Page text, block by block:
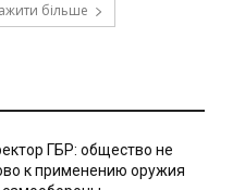
більше
ГБР: общество не
к применению оружия